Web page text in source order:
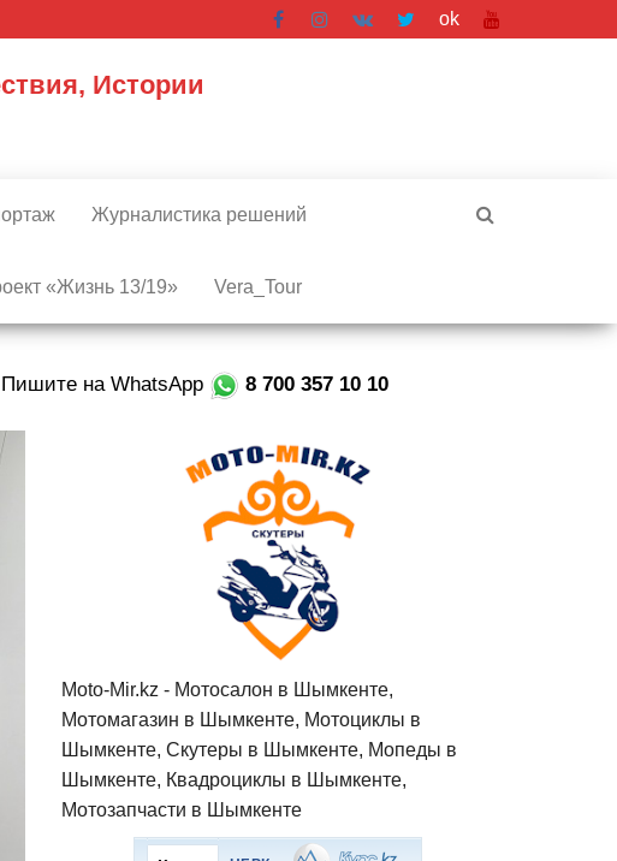
ok
Истории
Журналистика решений
«Жизнь 13/19» Vera_Tour
на WhatsApp 8 700 357 10 10
Moto-Mir.kz - Мотосалон в Шымкенте,
Мотомагазин в Шымкенте, Мотоциклы в
Шымкенте, Скутеры в Шымкенте, Мопеды в
Шымкенте, Квадроциклы в Шымкенте,
Мотозапчасти в Шымкенте